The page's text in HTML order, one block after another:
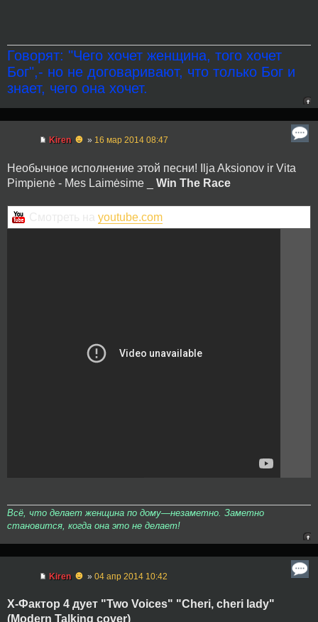
Говорят: "Чего хочет женщина, того хочет
Бог",- но не договаривают, что только Бог и
знает, чего она хочет.
Kiren ☻ » 16 мар 2014 08:47
Необычное исполнение этой песни! Ilja Aksionov ir Vita
Pimpienė - Mes Laimėsime _ Win The Race
youtube.com
Всё, что делает женщина по дому—незаметно. Заметно
становится, когда она это не делает!
Kiren ☻ » 04 апр 2014 10:42
Х-Фактор 4 дует "Two Voices" "Сheri, cheri lady"
(Modern Talking cover)